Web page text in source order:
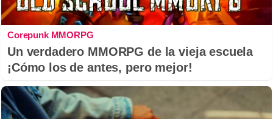
Corepunk MMORPG
Un verdadero MMORPG de la vieja escuela
¡Cómo los de antes, pero mejor!